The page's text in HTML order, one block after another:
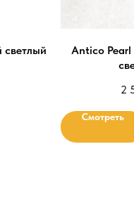
Antico Pearl
2
Смотреть